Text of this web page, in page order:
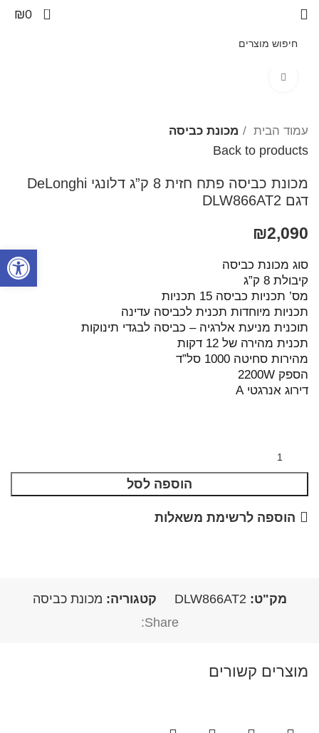
0
₪0
עמוד הבית מכונת כביסה
Back to products
מכונת כביסה פתח חזית 8 ק”ג דלונגי DeLonghi
דגם DLW866AT2
₪2,090
סוג מכונת כביסה
קיבולת 8 ק”ג
מס’ תכניות כביסה 15 תכניות
תכניות מיוחדות תכנית לכביסה עדינה
תוכנית מניעת אלרגיה – כביסה לבגדי תינוקות
תכנית מהירה של 12 דקות
מהירות סחיטה 1000 סל”ד
הספק 2200W
דירוג אנרגטי A
הוספה לסל
הוספה לרשימת משאלות
מק"ט: DLW866AT2 קטגוריה: מכונת כביסה
Share:
מוצרים קשורים
פתח